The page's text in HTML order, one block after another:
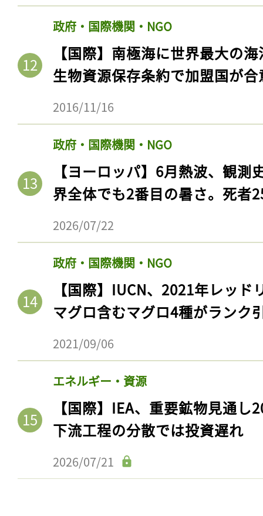
政府・国際機関・NGO
【国際】南極海に世界最大の
生物資源保存条約で加盟国が合
2016/11/16
政府・国際機関・NGO
【ヨーロッパ】6月熱波、観
界全体でも2番目の暑さ。死者
2026/07/22
政府・国際機関・NGO
【国際】IUCN、2021年レッ
マグロ含むマグロ4種がランク
2021/09/06
エネルギー・資源
【国際】IEA、重要鉱物見通
下流工程の分散では投資遅れ
2026/07/21
記事をお気に入りに
ログインが必